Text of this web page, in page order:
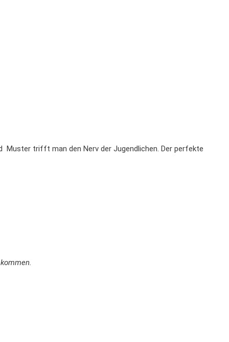
Muster trifft man den Nerv der Jugendlichen. Der perfekte